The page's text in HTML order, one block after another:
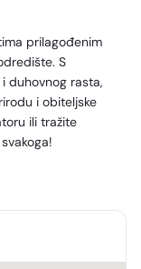
prilagođenim
S
duhovnog rasta,
i obiteljske
ili tražite